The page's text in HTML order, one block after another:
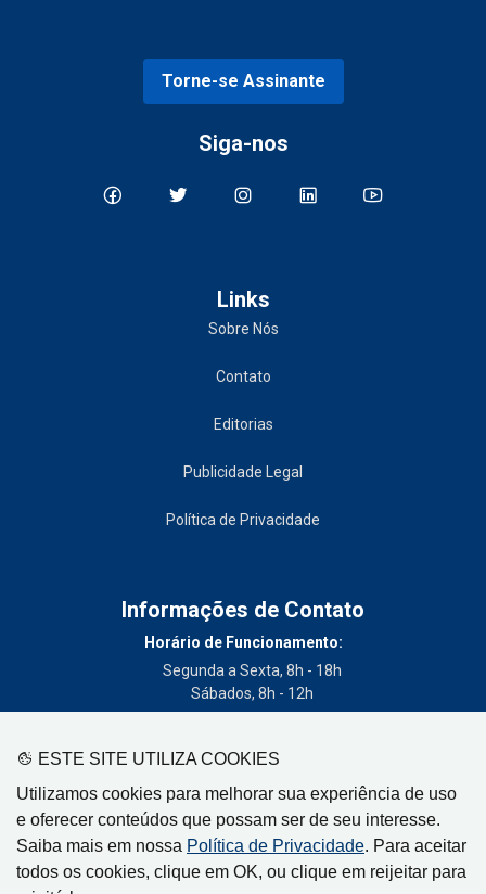
ESTE SITE UTILIZA COOKIES
Utilizamos cookies para melhorar sua experiência de uso
e oferecer conteúdos que possam ser de seu interesse.
Saiba mais em nossa Política de Privacidade. Para aceitar
todos os cookies, clique em OK, ou clique em reijeitar para
Torne-se Assinante
Siga-nos
Links
Sobre Nós
Contato
Editorias
Publicidade Legal
Política de Privacidade
Informações de Contato
Horário de Funcionamento:
Segunda a Sexta, 8h - 18h
Sábados, 8h - 12h
(19) 3404-3700
Circulação:
Limeira - SP, Artur Nogueira - SP, Cordeirópolis - SP,
Engenheiro Coelho - SP, Iracemápolis - SP